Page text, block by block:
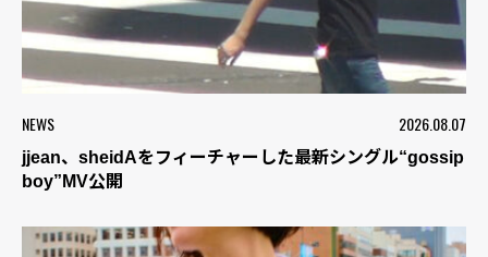
NEWS 2026.08.07
jjean、sheidAをフィーチャーした最新シングル“gossip
boy”MV公開